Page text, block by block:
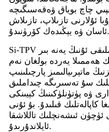
چاچ بوياق ۋەقەسىگىچە
ئۇلارنى تازىلاپ، تازىلاش
ئاسان ۋە يېڭىدەك كۆرۈنىدۇ.
Si-TPV نىڭ گىدرولىزلىق مۇقىملىقى ئۇنىڭ يەنە بىر
ھەممىلا يەردە بولغان نەم
ماتېرىيالىمىز پارچىلىنىپ
سۇ تەسىرىگە چىداملىق
ۋە پۈتۈنلۈكىنىڭ كېيىنكى
كاپالەتلىك قىلىدۇ. بۇ ئۇنى
ئۈچۈن ئىشەنچلىك تاللاشقا
ئايلاندۇرىدۇ.